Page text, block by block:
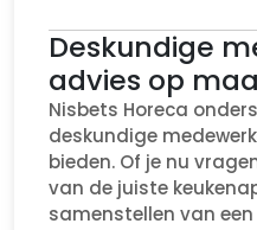
Deskundige
advies op
Nisbets Horeca
deskundige
bieden. Of je nu
van de juiste
samenstellen van